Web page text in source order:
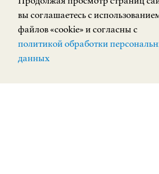
Экспозиция «Русское
ЗАПИСАТЬСЯ
НА
вы соглашаетесь с
файлов «cookie» и согласны с
политикой обработки
данных